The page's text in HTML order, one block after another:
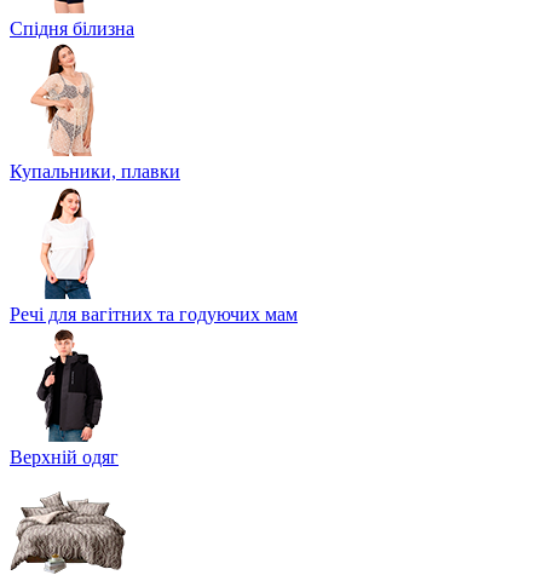
Спідня білизна
Купальники, плавки
Речі для вагітних та годуючих мам
Верхній одяг